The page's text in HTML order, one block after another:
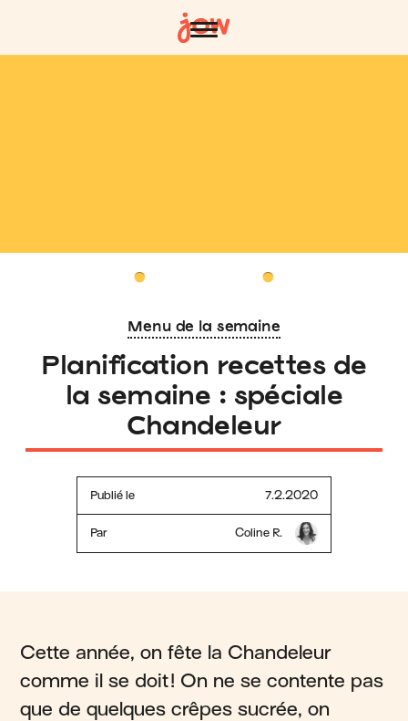
Menu de la semaine
Planification recettes de
la semaine : spéciale
Chandeleur
Publié le 7.2.2020
Par Coline R.
Cette année, on fête la Chandeleur
comme il se doit! On ne se contente pas
que de quelques crêpes sucrée, on